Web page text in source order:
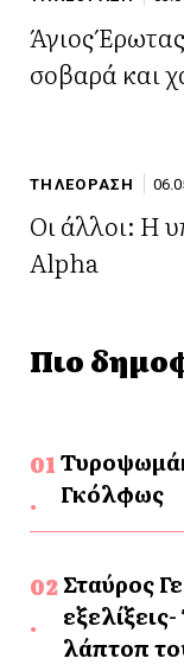
Άγιος
σοβαρά και
ΤΗΛΕΟΡΑΣΗ
Οι άλλοι: Η
Alpha
Πιο
Γκόλφως
Σταύρος
λάπτοπ